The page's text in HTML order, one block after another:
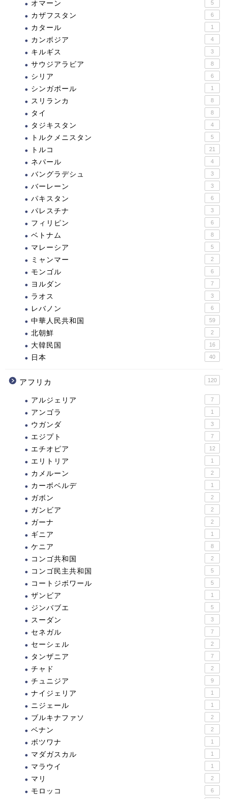
オマーン 5
カザフスタン 6
カタール 1
カンボジア 4
キルギス 3
サウジアラビア 8
シリア 6
シンガポール 1
スリランカ 8
タイ 8
タジキスタン 4
トルクメニスタン 5
トルコ 21
ネパール 4
バングラデシュ 3
バーレーン 3
パキスタン 6
パレスチナ 3
フィリピン 6
ベトナム 8
マレーシア 5
ミャンマー 2
モンゴル 6
ヨルダン 7
ラオス 3
レバノン 6
中華人民共和国 59
北朝鮮 2
大韓民国 16
日本 40
アフリカ 120
アルジェリア 7
アンゴラ 1
ウガンダ 3
エジプト 7
エチオピア 12
エリトリア 1
カメルーン 2
カーボベルデ 1
ガボン 2
ガンビア 2
ガーナ 2
ギニア 1
ケニア 8
コンゴ共和国 2
コンゴ民主共和国 5
コートジボワール 5
ザンビア 1
ジンバブエ 5
スーダン 3
セネガル 7
セーシェル 2
タンザニア 7
チャド 2
チュニジア 9
ナイジェリア 1
ニジェール 1
ブルキナファソ 2
ベナン 2
ボツワナ 1
マダガスカル 1
マラウイ 1
マリ 2
モロッコ 6